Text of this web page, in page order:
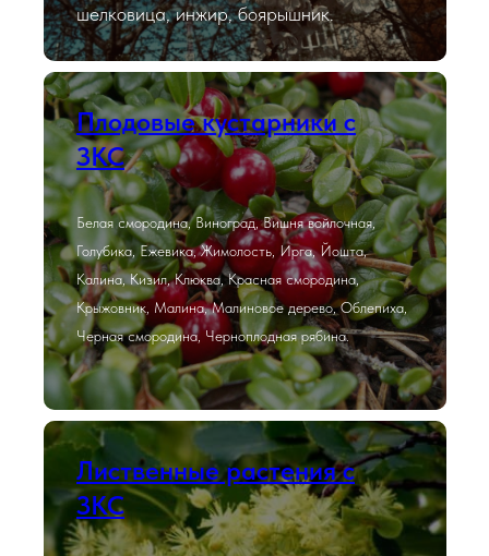
шелковица, инжир, боярышник.
Плодовые кустарники с
ЗКС
Белая смородина, Виноград, Вишня войлочная,
Голубика, Ежевика, Жимолость, Ирга, Йошта,
Калина, Кизил, Клюква, Красная смородина,
Крыжовник, Малина, Малиновое дерево, Облепиха,
Черная смородина, Черноплодная рябина.
Лиственные растения с
ЗКС